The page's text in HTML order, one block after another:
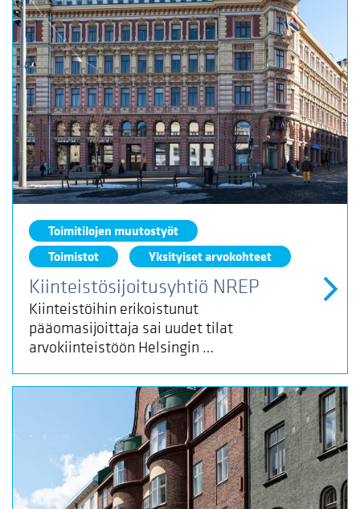
Toimitilojen muutostyöt
Toimistot
Yksityiset arvokohteet
Kiinteistösijoitusyhtiö NREP
Kiinteistöihin erikoistunut
pääomasijoittaja sai uudet tilat
arvokiinteistöön Helsingin …